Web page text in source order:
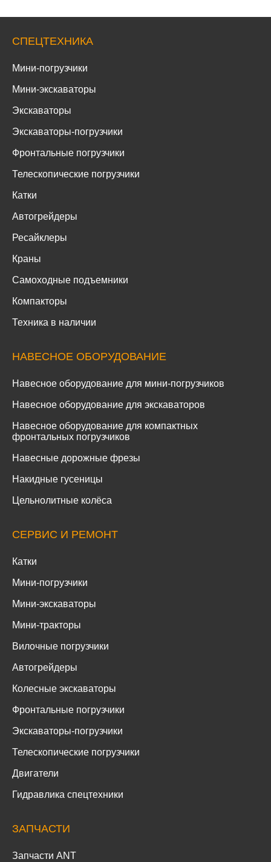
СПЕЦТЕХНИКА
Мини-погрузчики
Мини-экскаваторы
Экскаваторы
Экскаваторы-погрузчики
Фронтальные погрузчики
Телескопические погрузчики
Катки
Автогрейдеры
Ресайклеры
Краны
Самоходные подъемники
Компакторы
Техника в наличии
НАВЕСНОЕ ОБОРУДОВАНИЕ
Навесное оборудование для мини-погрузчиков
Навесное оборудование для экскаваторов
Навесное оборудование для компактных
фронтальных погрузчиков
Навесные дорожные фрезы
Накидные гусеницы
Цельнолитные колёса
СЕРВИС И РЕМОНТ
Катки
Мини-погрузчики
Мини-экскаваторы
Мини-тракторы
Вилочные погрузчики
Автогрейдеры
Колесные экскаваторы
Фронтальные погрузчики
Экскаваторы-погрузчики
Телескопические погрузчики
Двигатели
Гидравлика спецтехники
ЗАПЧАСТИ
Запчасти ANT